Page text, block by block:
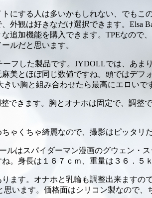
にする人は多いかもしれない、でもこ
観は好きなだけ選択できます。Elsa
追加機能を購入できます。TPEなので
ルだと思います。
フした製品です。JYDOLLでは、あま
美とほぼ同じ数値ですね。頭ではデフ
い胸と組み合わせたら最高にエロいで
きます。胸とオナホは固定で、調整
ゃくちゃ綺麗なので、撮影はピッタリ
ルはスパイダーマン漫画のグウェン・
身長は１６７ｃｍ、重量は３６．５
ます。オナホと乳輪も調整出来ますの
います。価格面はシリコン製なので